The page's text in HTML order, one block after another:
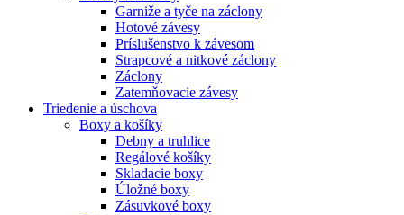
Garniže a tyče na záclony
Hotové závesy
Príslušenstvo k závesom
Strapcové a nitkové záclony
Záclony
Zatemňovacie závesy
Triedenie a úschova
Boxy a košíky
Debny a truhlice
Regálové košíky
Skladacie boxy
Úložné boxy
Zásuvkové boxy